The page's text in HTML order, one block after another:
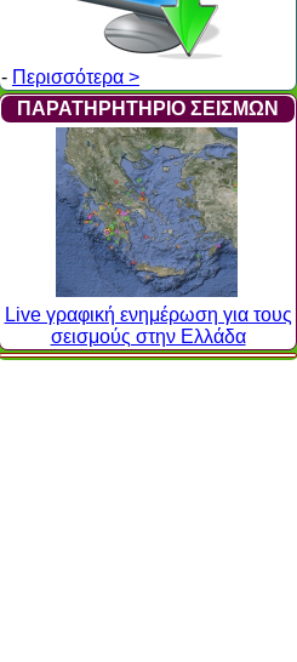
- Περισσότερα >
ΠΑΡΑΤΗΡΗΤΗΡΙΟ ΣΕΙΣΜΩΝ
Live γραφική ενημέρωση για τους
σεισμούς στην Ελλάδα